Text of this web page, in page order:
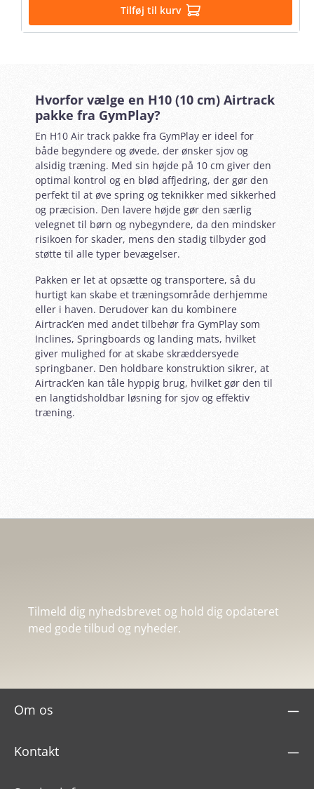
Tilføj til kurv
Hvorfor vælge en H10 (10 cm) Airtrack
pakke fra GymPlay?
En H10 Air track pakke fra GymPlay er ideel for
både begyndere og øvede, der ønsker sjov og
alsidig træning. Med sin højde på 10 cm giver den
optimal kontrol og en blød affjedring, der gør den
perfekt til at øve spring og teknikker med sikkerhed
og præcision. Den lavere højde gør den særlig
velegnet til børn og nybegyndere, da den mindsker
risikoen for skader, mens den stadig tilbyder god
støtte til alle typer bevægelser.
Pakken er let at opsætte og transportere, så du
hurtigt kan skabe et træningsområde derhjemme
eller i haven. Derudover kan du kombinere
Airtrack’en med andet tilbehør fra GymPlay som
Inclines, Springboards og landing mats, hvilket
giver mulighed for at skabe skræddersyede
springbaner. Den holdbare konstruktion sikrer, at
Airtrack’en kan tåle hyppig brug, hvilket gør den til
en langtidsholdbar løsning for sjov og effektiv
træning.
Tilmeld dig nyhedsbrevet og hold dig opdateret
med gode tilbud og nyheder.
Om os
Kontakt